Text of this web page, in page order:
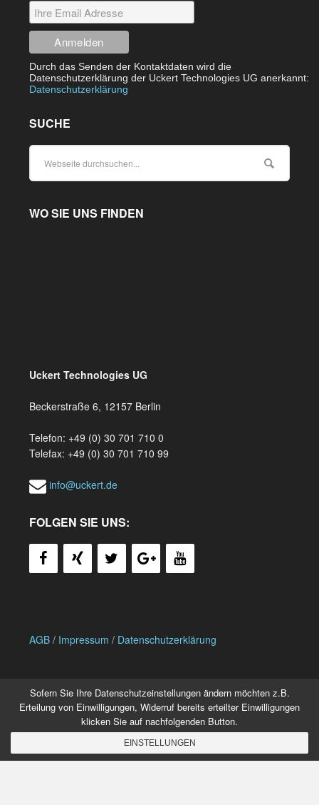
Durch das Senden der Kontaktdaten wird die
Datenschutzerklärung der Uckert Technologies UG anerkannt:
Datenschutzerklärung
SUCHE
WO SIE UNS FINDEN
Uckert Technologies UG
Beckerstraße 6, 12157 Berlin
Telefon: +49 (0) 30 701 710 0
Telefax: +49 (0) 30 701 710 99
info@uckert.de
FOLGEN SIE UNS:
AGB/ Impressum / Datenschutzerklärung
© 2026 UCKERT TECHNOLOGY SERVICE GMBH
Sofern Sie Ihre Datenschutzeinstellungen ändern möchten z.B.
Erteilung von Einwilligungen, Widerruf bereits erteilter Einwilligungen
klicken Sie auf nachfolgenden Button.
EINSTELLUNGEN